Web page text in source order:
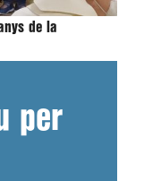
de la
per